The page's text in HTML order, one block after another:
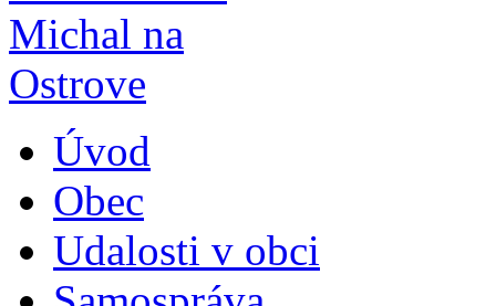
Úvod
Obec
Udalosti v obci